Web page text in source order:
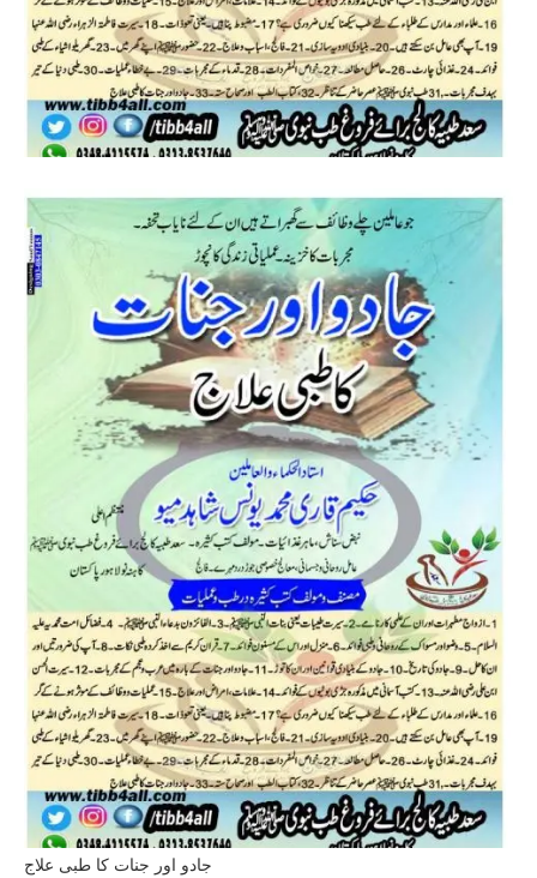
جادو اور جنات کا طبی علاج